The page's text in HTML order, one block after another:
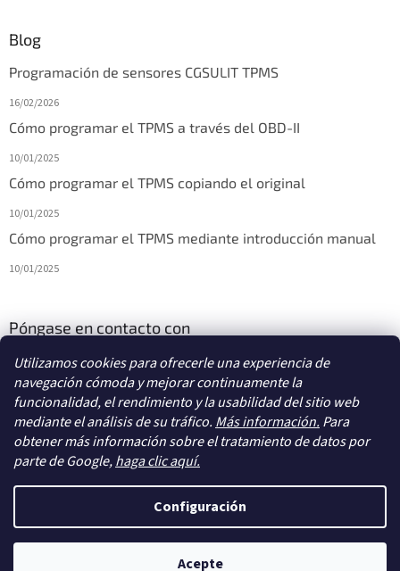
Utilizamos cookies para ofrecerle una experiencia de
navegación cómoda y mejorar continuamente la
funcionalidad, el rendimiento y la usabilidad del sitio web
mediante el análisis de su tráfico. Más información. Para
obtener más información sobre el tratamiento de datos por
parte de Google,haga clic aquí.
Configuración
Acepte
Blog
Programación de sensores CGSULIT TPMS
16/02/2026
Cómo programar el TPMS a través del OBD-II
10/01/2025
Cómo programar el TPMS copiando el original
10/01/2025
Cómo programar el TPMS mediante introducción manual
10/01/2025
Póngase en contacto con
info@diagstore.es
Copyright 2026diagstore.es. Todos los derechos reservados.
Editar la configuración de las cookies